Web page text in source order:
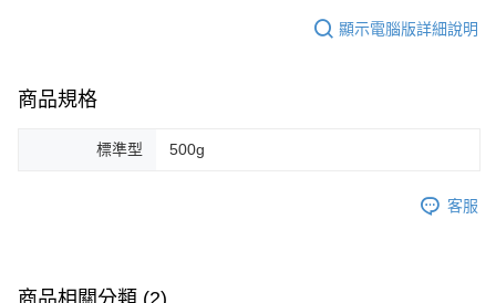
顯示電腦版詳細說明
商品規格
標準型 500g
客服
商品相關分類 (2)